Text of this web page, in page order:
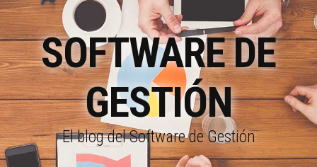
SOFTWARE DE
GESTIÓN
El blog del Software de Gestión